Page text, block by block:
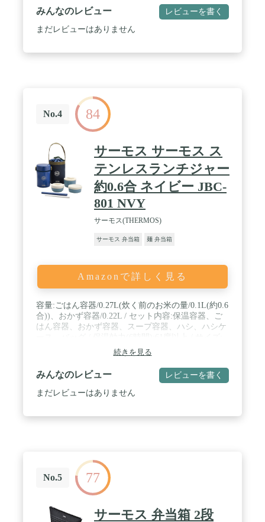
原産国:中国
みんなのレビュー レビューを書く
まだレビューはありません
No.4 84
サーモス サーモス ス
テンレスランチジャー
約0.6合 ネイビー JBC-
801 NVY
サーモス(THERMOS)
サーモス 弁当箱 麺 弁当箱
Amazonで詳しく見る
容量:ごはん容器/0.27L(炊く前のお米の量/0.1L(約0.6
合))、おかず容器/0.22L / セット内容:保温容器、ご
はん容器、おかず容器、スープ容器、ハシ、ハシケ
約13×11.5×17.5cm(※専用バッグを含まない)、ハシ/
約18cm、本体重量:約0.6kg (※専用バッグを含む) /
原産国:中国
続きを見る
みんなのレビュー レビューを書く
まだレビューはありません
No.5 77
サーモス 弁当箱 2段